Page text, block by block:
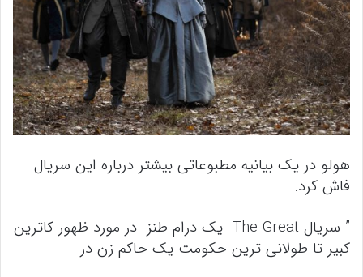
هولو در یک بیانیه مطبوعاتی بیشتر درباره این سریال
فاش کرد.
” سریال The Great یک درام طنز در مورد ظهور کاترین
کبیر تا طولانی ترین حکومت یک حاکم زن در